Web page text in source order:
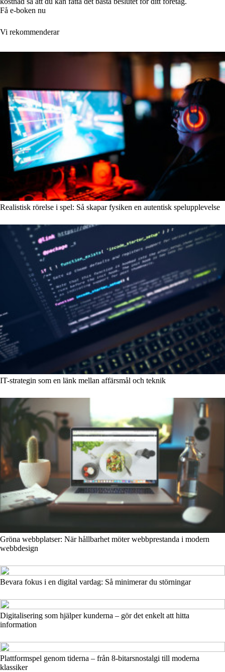
Få e-boken nu
Vi rekommenderar
Realistisk rörelse i spel: Så skapar fysiken en autentisk spelupplevelse
IT-strategin som en länk mellan affärsmål och teknik
Gröna webbplatser: När hållbarhet möter webbprestanda i modern
webbdesign
Bevara fokus i en digital vardag: Så minimerar du störningar
Digitalisering som hjälper kunderna – gör det enkelt att hitta
information
Plattformspel genom tiderna – från 8-bitarsnostalgi till moderna
klassiker